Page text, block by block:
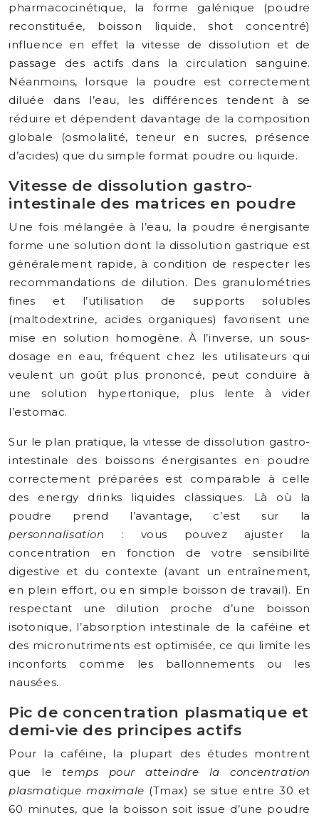
pharmacocinétique, la forme galénique (poudre
reconstituée, boisson liquide, shot concentré)
influence en effet la vitesse de dissolution et de
passage des actifs dans la circulation sanguine.
Néanmoins, lorsque la poudre est correctement
diluée dans l’eau, les différences tendent à se
réduire et dépendent davantage de la composition
globale (osmolalité, teneur en sucres, présence
d’acides) que du simple format poudre ou liquide.
Vitesse de dissolution gastro-
intestinale des matrices en poudre
Une fois mélangée à l’eau, la poudre énergisante
forme une solution dont la dissolution gastrique est
généralement rapide, à condition de respecter les
recommandations de dilution. Des granulométries
fines et l’utilisation de supports solubles
(maltodextrine, acides organiques) favorisent une
mise en solution homogène. À l’inverse, un sous-
dosage en eau, fréquent chez les utilisateurs qui
veulent un goût plus prononcé, peut conduire à
une solution hypertonique, plus lente à vider
l’estomac.
Sur le plan pratique, la vitesse de dissolution gastro-
intestinale des boissons énergisantes en poudre
correctement préparées est comparable à celle
des energy drinks liquides classiques. Là où la
poudre prend l’avantage, c’est sur la
personnalisation : vous pouvez ajuster la
concentration en fonction de votre sensibilité
digestive et du contexte (avant un entraînement,
en plein effort, ou en simple boisson de travail). En
respectant une dilution proche d’une boisson
isotonique, l’absorption intestinale de la caféine et
des micronutriments est optimisée, ce qui limite les
inconforts comme les ballonnements ou les
nausées.
Pic de concentration plasmatique et
demi-vie des principes actifs
Pour la caféine, la plupart des études montrent
que le temps pour atteindre la concentration
plasmatique maximale (Tmax) se situe entre 30 et
60 minutes, que la boisson soit issue d’une poudre